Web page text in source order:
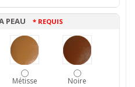
PEAU * REQUIS
Métisse Noire